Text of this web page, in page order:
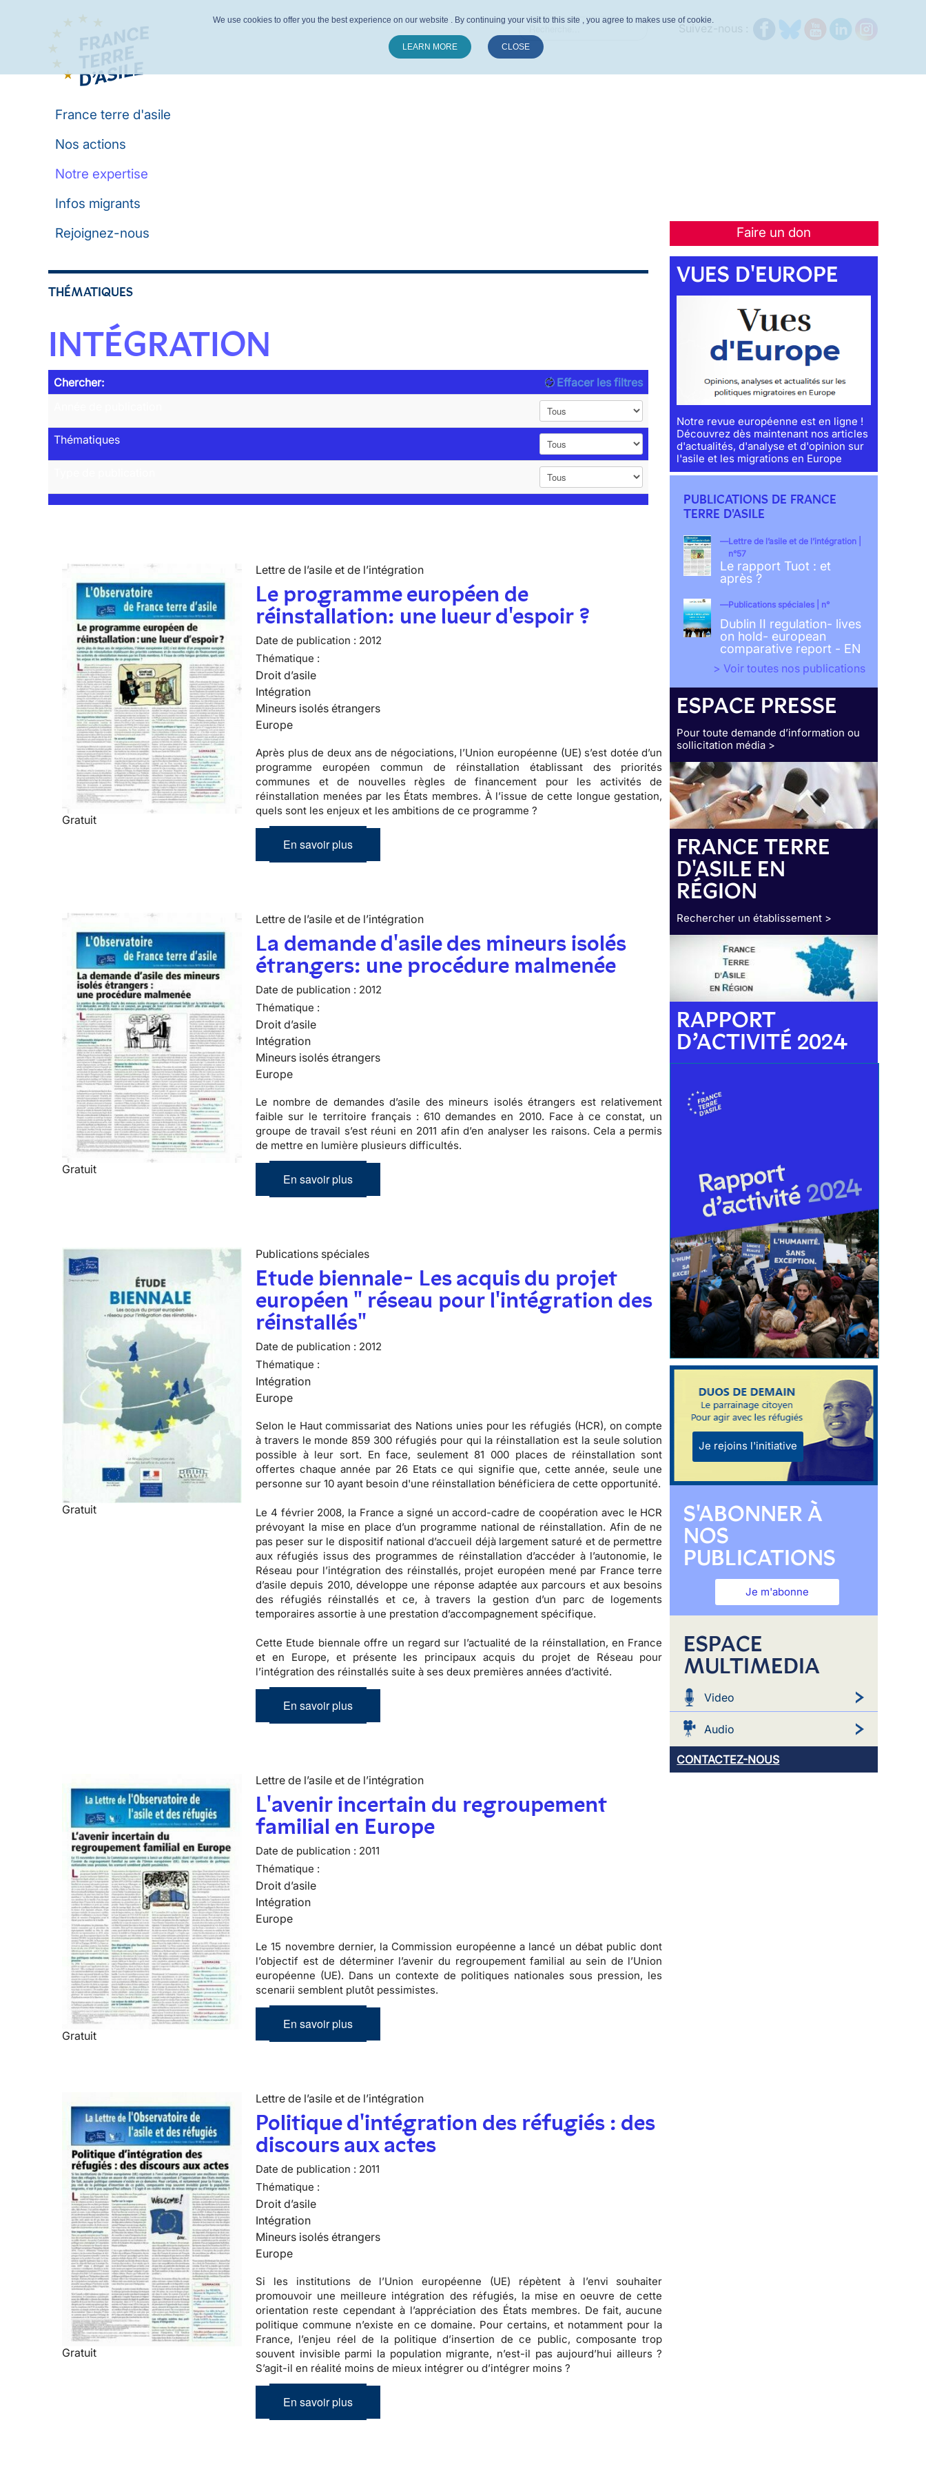
France terre d'asile
Nos actions
Notre expertise
Infos migrants
Faire un don
Rejoignez-nous
THÉMATIQUES
INTÉGRATION
Chercher:
Effacer les filtres
Thématiques
Gratuit
Lettre de l’asile et de l’intégration
Le programme européen de
réinstallation: une lueur d'espoir ?
Date de publication : 2012
Thématique :
Droit d’asile
Intégration
Mineurs isolés étrangers
Europe
Après plus de deux ans de négociations, l’Union européenne (UE) s’est dotée d’un
programme européen commun de réinstallation établissant des priorités
communes et de nouvelles règles de financement pour les activités de
réinstallation menées par les États membres. À l’issue de cette longue gestation,
quels sont les enjeux et les ambitions de ce programme ?
En savoir plus
Gratuit
Lettre de l’asile et de l’intégration
La demande d'asile des mineurs isolés
étrangers: une procédure malmenée
Date de publication : 2012
Thématique :
Droit d’asile
Intégration
Mineurs isolés étrangers
Europe
Le nombre de demandes d’asile des mineurs isolés étrangers est relativement
faible sur le territoire français : 610 demandes en 2010. Face à ce constat, un
groupe de travail s’est réuni en 2011 afin d’en analyser les raisons. Cela a permis
de mettre en lumière plusieurs difficultés.
En savoir plus
Gratuit
Publications spéciales
Etude biennale- Les acquis du projet
européen " réseau pour l'intégration des
réinstallés"
Date de publication : 2012
Thématique :
Intégration
Europe
Selon le Haut commissariat des Nations unies pour les réfugiés (HCR), on compte
à travers le monde 859 300 réfugiés pour qui la réinstallation est la seule solution
possible à leur sort. En face, seulement 81 000 places de réinstallation sont
offertes chaque année par 26 Etats ce qui signifie que, cette année, seule une
personne sur 10 ayant besoin d'une réinstallation bénéficiera de cette opportunité.
Le 4 février 2008, la France a signé un accord-cadre de coopération avec le HCR
prévoyant la mise en place d’un programme national de réinstallation. Afin de ne
pas peser sur le dispositif national d’accueil déjà largement saturé et de permettre
aux réfugiés issus des programmes de réinstallation d’accéder à l’autonomie, le
Réseau pour l’intégration des réinstallés, projet européen mené par France terre
d’asile depuis 2010, développe une réponse adaptée aux parcours et aux besoins
des réfugiés réinstallés et ce, à travers la gestion d’un parc de logements
temporaires assortie à une prestation d’accompagnement spécifique.
Cette Etude biennale offre un regard sur l’actualité de la réinstallation, en France
et en Europe, et présente les principaux acquis du projet de Réseau pour
l’intégration des réinstallés suite à ses deux premières années d’activité.
En savoir plus
Gratuit
Lettre de l’asile et de l’intégration
L'avenir incertain du regroupement
familial en Europe
Date de publication : 2011
Thématique :
Droit d’asile
Intégration
Europe
Le 15 novembre dernier, la Commission européenne a lancé un débat public dont
l’objectif est de déterminer l’avenir du regroupement familial au sein de l’Union
européenne (UE). Dans un contexte de politiques nationales sous pression, les
scenarii semblent plutôt pessimistes.
En savoir plus
Gratuit
Lettre de l’asile et de l’intégration
Politique d'intégration des réfugiés : des
discours aux actes
Date de publication : 2011
Thématique :
Droit d’asile
Intégration
Mineurs isolés étrangers
Europe
Si les institutions de l’Union européenne (UE) répètent à l’envi souhaiter
promouvoir une meilleure intégration des réfugiés, la mise en oeuvre de cette
orientation reste cependant à l’appréciation des États membres. De fait,aucune
politique commune n’existe en ce domaine. Pour certains, et notamment pour la
France, l’enjeu réel de la politique d’insertion de ce public, composante trop
souvent invisible parmi la population migrante, n’est-il pas aujourd’hui ailleurs ?
S’agit-il en réalité moins de mieux intégrer ou d’intégrer moins ?
En savoir plus
VUES D'EUROPE
Notre revue européenne est en ligne !
Découvrez dès maintenant nos articles
d'actualités, d'analyse et d'opinion sur
l'asile et les migrations en Europe
PUBLICATIONS DE FRANCE
TERRE D'ASILE
Lettre de l’asile et de l’intégration |
n°57
Le rapport Tuot : et
après ?
Publications spéciales | n°
Dublin II regulation- lives
on hold- european
comparative report - EN
> Voir toutes nos publications
ESPACE PRESSE
Pour toute demande d’information ou
sollicitation média >
FRANCE TERRE
D'ASILE EN
RÉGION
Rechercher un établissement >
RAPPORT
D’ACTIVITÉ 2024
Je rejoins l'initiative
S'ABONNER À
NOS
PUBLICATIONS
Je m'abonne
ESPACE
MULTIMEDIA
Video
Audio
CONTACTEZ-NOUS
We use cookies to offer you the best experience on our website . By continuing your visit to this site , you agree to makes use of cookie.
LEARN MORE CLOSE